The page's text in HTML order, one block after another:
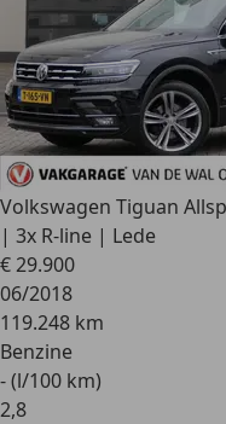
Volkswagen Tiguan
| 3x R-line | Lede
€ 29.900
06/2018
119.248 km
Benzine
- (l/100 km)
2,8